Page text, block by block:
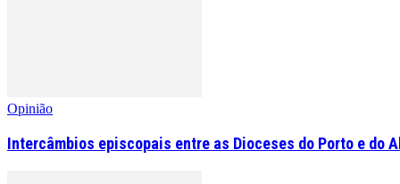
Opinião
Intercâmbios episcopais entre as Dioceses do Porto e do